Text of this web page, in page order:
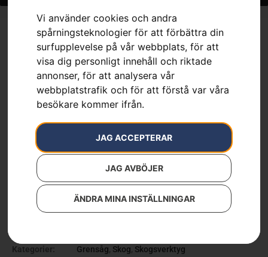
Vi använder cookies och andra
spårningsteknologier för att förbättra din
surfupplevelse på vår webbplats, för att
visa dig personligt innehåll och riktade
annonser, för att analysera vår
webbplatstrafik och för att förstå var våra
besökare kommer ifrån.
JAG ACCEPTERAR
JAG AVBÖJER
ÄNDRA MINA INSTÄLLNINGAR
»Webbutik»Teleskopiskt skaft
Teleskopiskt skaft
Kategorier:
Grensåg, Skog, Skogsverktyg